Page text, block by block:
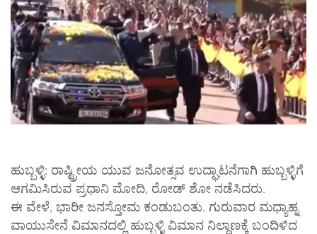
ಹುಬ್ಬಳ್ಳಿ: ರಾಷ್ಟ್ರೀಯ ಯುವ ಜನೋತ್ಸವ ಉದ್ಘಾಟನೆಗಾಗಿ ಹುಬ್ಬಳ್ಳಿಗೆ
ಆಗಮಿಸಿರುವ ಪ್ರಧಾನಿ ಮೋದಿ, ರೋಡ್ ಶೋ ನಡೆಸಿದರು.
ಈ ವೇಳೆ, ಭಾರೀ ಜನಸ್ತೋಮ ಕಂಡುಬಂತು. ಗುರುವಾರ ಮಧ್ಯಾಹ್ನ
ವಾಯುಸೇನೆ ವಿಮಾನದಲ್ಲಿ ಹುಬ್ಬಳ್ಳಿ ವಿಮಾನ ನಿಲ್ದಾಣಕ್ಕೆ ಬಂದಿಳಿದ